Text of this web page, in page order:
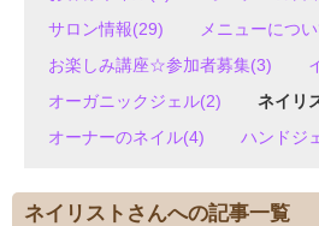
サロン情報(29)
メニューにつ
お楽しみ講座☆参加者募集(3)
オーガニックジェル(2)
ネイリ
オーナーのネイル(4)
ハンドジ
ネイリストさんへの記事一覧